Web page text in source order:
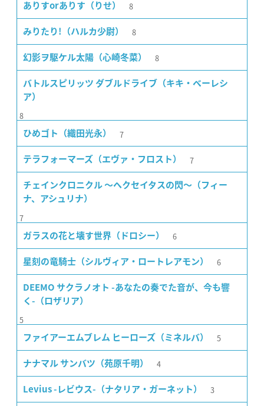
ありすorありす（りせ） 8
みりたり!（ハルカ少尉） 8
幻影ヲ駆ケル太陽（心崎冬菜） 8
バトルスピリッツ ダブルドライブ（キキ・ベーレシ
ア）
8
ひめゴト（織田光永） 7
テラフォーマーズ（エヴァ・フロスト） 7
チェインクロニクル 〜ヘクセイタスの閃〜（フィー
ナ、アシュリナ）
7
ガラスの花と壊す世界（ドロシー） 6
星刻の竜騎士（シルヴィア・ロートレアモン） 6
DEEMO サクラノオト -あなたの奏でた音が、今も響
く-（ロザリア）
5
ファイアーエムブレム ヒーローズ（ミネルバ） 5
ナナマル サンバツ（苑原千明） 4
Levius -レビウス-（ナタリア・ガーネット） 3